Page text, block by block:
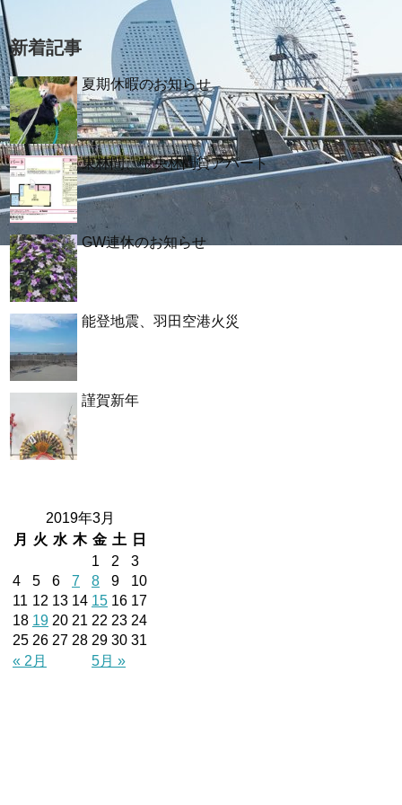
新着記事
夏期休暇のお知らせ
東林間、中央林間貸アパート
GW連休のお知らせ
能登地震、羽田空港火災
謹賀新年
2019年3月
月
火 水 木 金 土 日
« 2月 5月 »
1 2
3
4
5 6 7 8 9
10
11 12 13 14 15 16 17
18 19 20 21 22 23 24
25 26 27 28 29 30 31